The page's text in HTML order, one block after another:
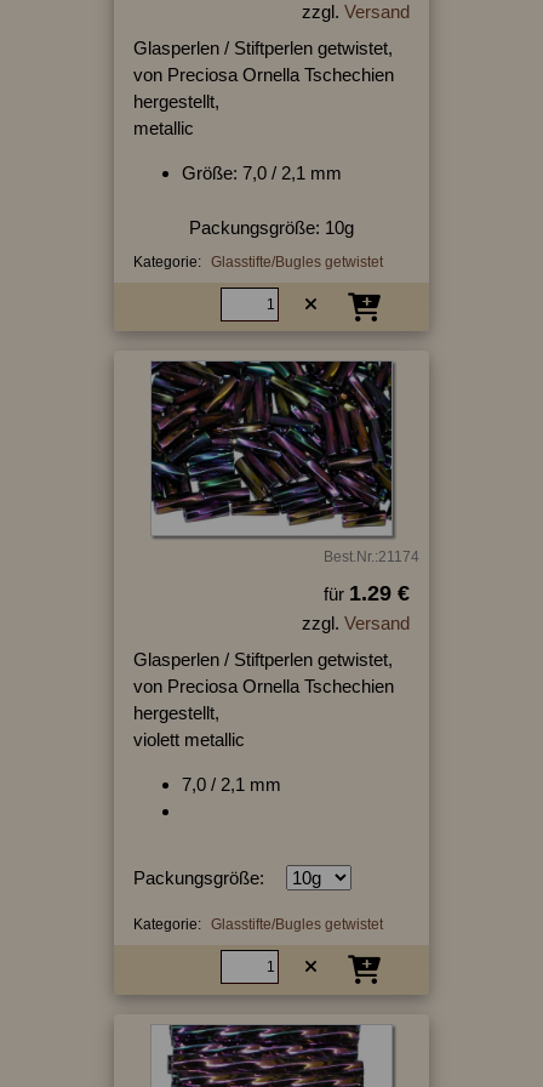
zzgl. Versand
Glasperlen / Stiftperlen getwistet,
von Preciosa Ornella Tschechien
hergestellt,
metallic
Größe: 7,0 / 2,1 mm
Packungsgröße: 10g
Kategorie: Glasstifte/Bugles getwistet
Best.Nr.:21174
für 1.29 €
zzgl. Versand
Glasperlen / Stiftperlen getwistet,
von Preciosa Ornella Tschechien
hergestellt,
violett metallic
7,0 / 2,1 mm
Packungsgröße:
Kategorie: Glasstifte/Bugles getwistet